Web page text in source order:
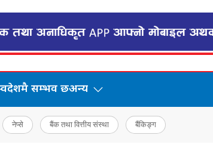
सम्भव छअन्य
नेप्से बैंक तथा वित्तीय संस्था बैंकिङ्ग